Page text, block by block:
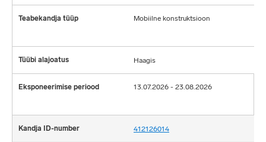
Mobiilne konstruktsioon
Haagis
13.07.2026 - 23.08.2026
412126014